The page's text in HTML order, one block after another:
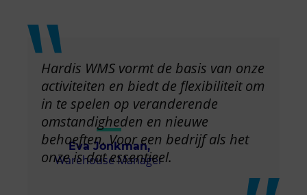
Hardis WMS vormt de basis van onze
activiteiten en biedt de flexibiliteit om
in te spelen op veranderende
omstandigheden en nieuwe
behoeften. Voor een bedrijf als het
onze is dat essentieel.
Eva Jonkman,
Warehouse Manager